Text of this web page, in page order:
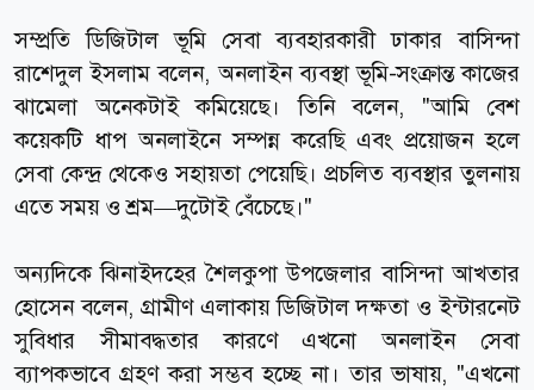
সম্প্রতি ডিজিটাল ভূমি সেবা ব্যবহারকারী ঢাকার বাসিন্দা
রাশেদুল ইসলাম বলেন, অনলাইন ব্যবস্থা ভূমি-সংক্রান্ত কাজের
ঝামেলা অনেকটাই কমিয়েছে। তিনি বলেন, "আমি বেশ
কয়েকটি ধাপ অনলাইনে সম্পন্ন করেছি এবং প্রয়োজন হলে
সেবা কেন্দ্র থেকেও সহায়তা পেয়েছি। প্রচলিত ব্যবস্থার তুলনায়
এতে সময় ও শ্রম—দুটোই বেঁচেছে।"
অন্যদিকে ঝিনাইদহের শৈলকুপা উপজেলার বাসিন্দা আখতার
হোসেন বলেন, গ্রামীণ এলাকায় ডিজিটাল দক্ষতা ও ইন্টারনেট
সুবিধার সীমাবদ্ধতার কারণে এখনো অনলাইন সেবা
ব্যাপকভাবে গ্রহণ করা সম্ভব হচ্ছে না। তার ভাষায়, "এখনো